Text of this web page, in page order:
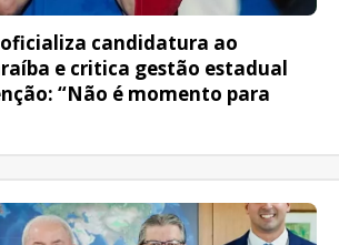
oficializa candidatura ao
e critica gestão estadual
“Não é momento para